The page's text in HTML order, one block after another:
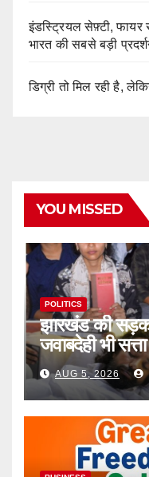
इंडस्ट्रियल सेफ़्टी, फायर
भारत की सबसे बड़ी
डिग्री तो मिल रही है,
YOU MISSED
POLITICS
झारखंड की
जवाबदेही भी
AUG 5, 2026